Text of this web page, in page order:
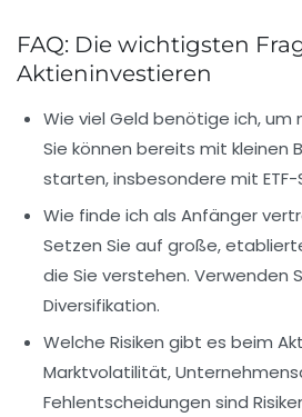
FAQ: Die wichtigsten
Aktieninvestieren
Wie viel Geld benötige ich,
Sie können bereits mit kleinen
starten, insbesondere mit ETF-
Wie finde ich als Anfänger
Setzen Sie auf große,
die Sie verstehen. Verwenden
Diversifikation.
Welche Risiken gibt es beim
Marktvolatilität,
Fehlentscheidungen sind